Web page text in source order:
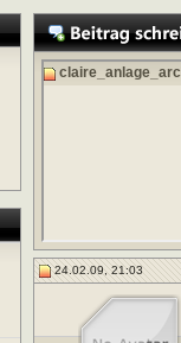
24.02.09, 21:03